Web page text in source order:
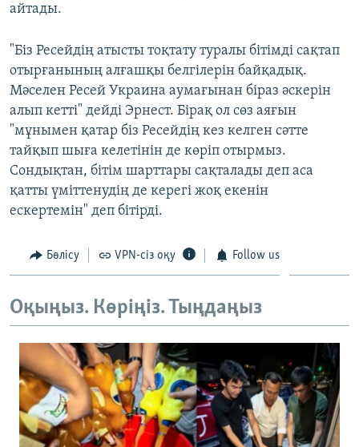
айтады.
"Біз Ресейдің атысты тоқтату туралы бітімді сақтап
отырғанының алғашқы белгілерін байқадық.
Мәселен Ресей Украина аумағынан біраз әскерін
алып кетті" дейді Эрнест. Бірақ ол сөз аяғын
"мұнымен қатар біз Ресейдің кез келген сәтте
тайқып шыға келетінін де көріп отырмыз.
Сондықтан, бітім шарттары сақталады деп аса
қатты үміттенудің де керегі жоқ екенін
ескертемін" деп бітірді.
Бөлісу VPN-сіз оқу Follow us
Оқыңыз. Көріңіз. Тыңдаңыз